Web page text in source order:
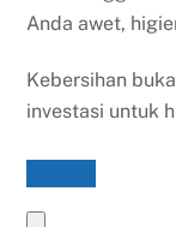
Anda awet,
Kebersihan
investasi untuk